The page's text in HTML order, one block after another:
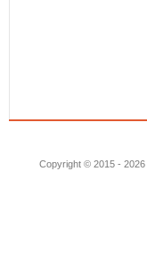
Copyright © 2015 - 2026